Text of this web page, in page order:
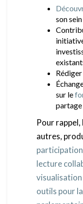
son sein
sur le
partage
Pour
autres,
lecture
visualisation
outils pour